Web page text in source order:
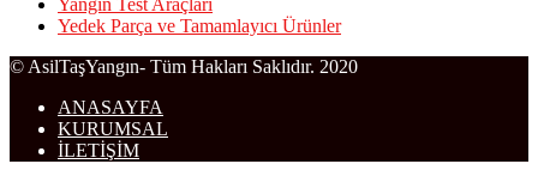
Yangın Test Araçları
Yedek Parça ve Tamamlayıcı Ürünler
© AsilTaşYangın- Tüm Hakları Saklıdır. 2020
ANASAYFA
KURUMSAL
İLETİŞİM